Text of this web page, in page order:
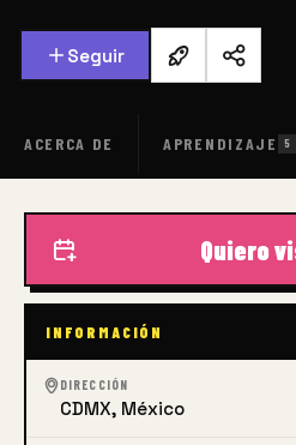
Seguir
ACERCA DE APRENDIZAJE 5
Quiero
INFORMACIÓN
DIRECCIÓN
CDMX, México